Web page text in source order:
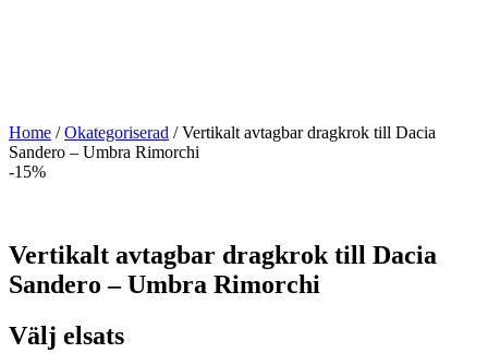
Home /Okategoriserad / Vertikalt avtagbar dragkrok till Dacia
Sandero – Umbra Rimorchi
-15%
Vertikalt avtagbar dragkrok till Dacia
Sandero – Umbra Rimorchi
Välj elsats